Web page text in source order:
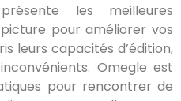
les meilleures
pour améliorer vos
leurs capacités d’édition,
Omegle est
pour rencontrer de